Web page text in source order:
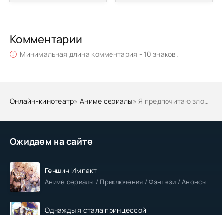
Ожидаем на сайте
Геншин Импакт
Аниме сериалы / Приключения / Фэнтези / Анонсы
Однажды я стала принцессой
Комментарии
Минимальная длина комментария - 10 знаков.
Онлайн-кинотеатр»Аниме сериалы» Я предпочитаю злодейку